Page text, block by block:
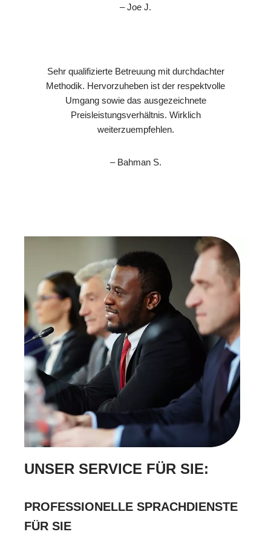
– Joe J.
Sehr qualifizierte Betreuung mit durchdachter
Methodik. Hervorzuheben ist der respektvolle
Umgang sowie das ausgezeichnete
Preisleistungsverhältnis. Wirklich
weiterzuempfehlen.
– Bahman S.
UNSER SERVICE FÜR SIE:
PROFESSIONELLE SPRACHDIENSTE
FÜR SIE